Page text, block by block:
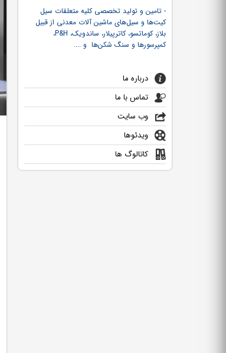
- تامین و تولید تخصصی کلیه متعلقات سیل
کیت‌ها و سیل‌های ماشین آلات معدنی از قبیل
بلاز، کوماتسو، کاترپیلار، ساندویک، P&H،
کمپرسورها و سنگ‌ شکن‌ها و ....
درباره ما
تماس با ما
وب سایت
ویدئوها
کاتالوگ ها